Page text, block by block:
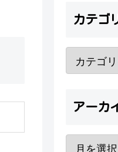
カテゴ
アーカ